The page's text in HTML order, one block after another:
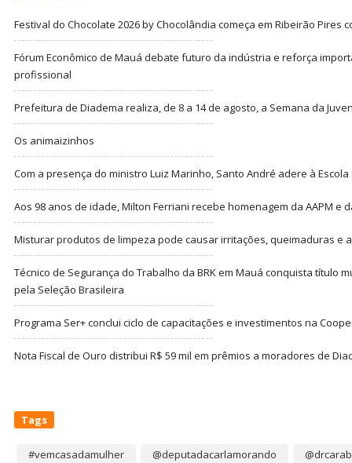
Festival do Chocolate 2026 by Chocolândia começa em Ribeirão Pires
Fórum Econômico de Mauá debate futuro da indústria e reforça
profissional
Prefeitura de Diadema realiza, de 8 a 14 de agosto, a Semana da
Os animaizinhos
Com a presença do ministro Luiz Marinho, Santo André adere à
Aos 98 anos de idade, Milton Ferriani recebe homenagem da AAPM e
Misturar produtos de limpeza pode causar irritações, queimaduras e
Técnico de Segurança do Trabalho da BRK em Mauá conquista título
pela Seleção Brasileira
Programa Ser+ conclui ciclo de capacitações e investimentos na
Nota Fiscal de Ouro distribui R$ 59 mil em prêmios a moradores de
Tags
#vemcasadamulher @deputadacarlamorando